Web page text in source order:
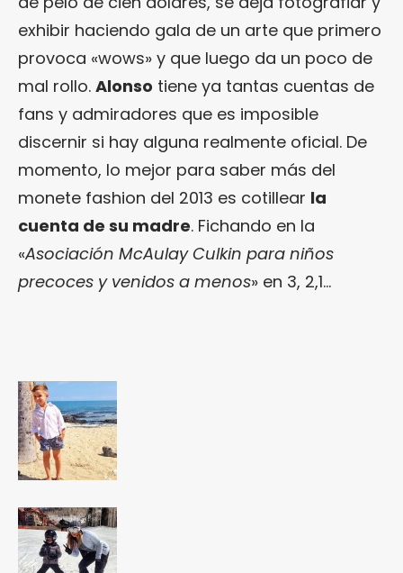
exhibir haciendo gala de un arte que primero
provoca «wows» y que luego da un poco de
mal rollo. Alonso tiene ya tantas cuentas de
fans y admiradores que es imposible
discernir si hay alguna realmente oficial. De
momento, lo mejor para saber más del
monete fashion del 2013 es cotillear la
cuenta de su madre. Fichando en la
«Asociación McAulay Culkin para niños
precoces y venidos a menos» en 3, 2,1…